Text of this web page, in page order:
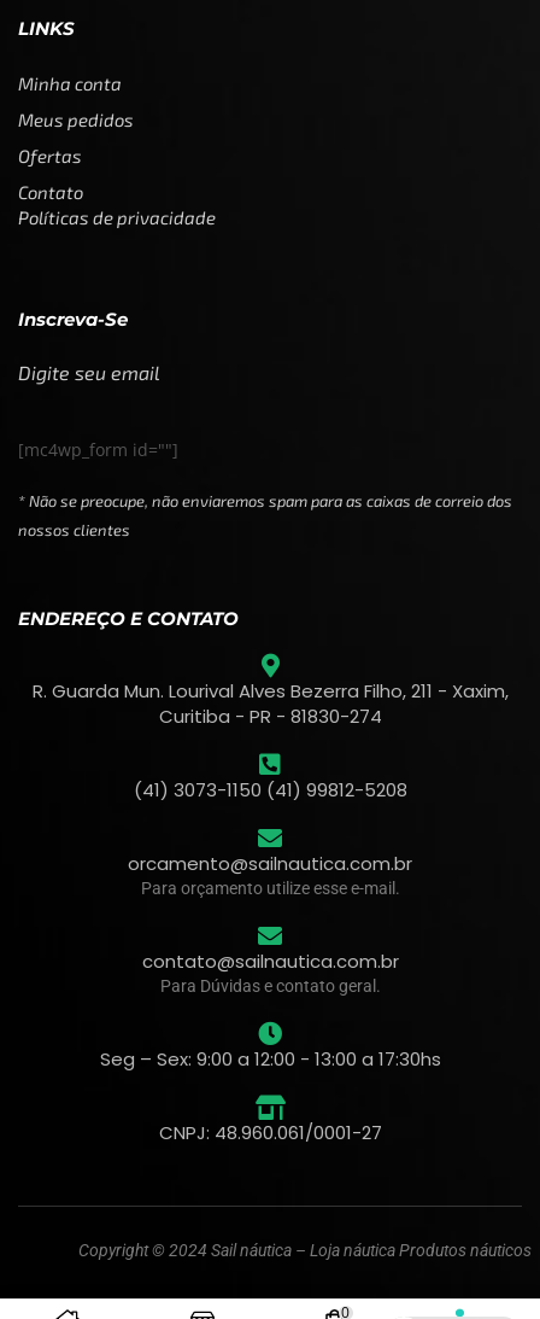
0
LINKS
Minha conta
Meus pedidos
Ofertas
Contato
Políticas de privacidade
Inscreva-Se
Digite seu email
[mc4wp_form id=""]
* Não se preocupe, não enviaremos spam para as caixas de correio dos
nossos clientes
ENDEREÇO E CONTATO
R. Guarda Mun. Lourival Alves Bezerra Filho, 211 - Xaxim,
Curitiba - PR - 81830-274
(41) 3073-1150 (41) 99812-5208
orcamento@sailnautica.com.br
Para orçamento utilize esse e-mail.
contato@sailnautica.com.br
Para Dúvidas e contato geral.
Seg – Sex: 9:00 a 12:00 - 13:00 a 17:30hs
CNPJ: 48.960.061/0001-27
Copyright © 2024 Sail náutica – Loja náutica Produtos náuticos